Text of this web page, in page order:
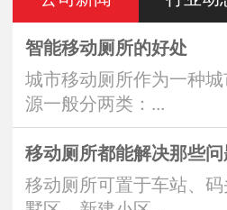
智能移动厕所的好处
城市移动厕所作为一种
源一般分两类：...
移动厕所都能解决那些问
移动厕所可置于车站、